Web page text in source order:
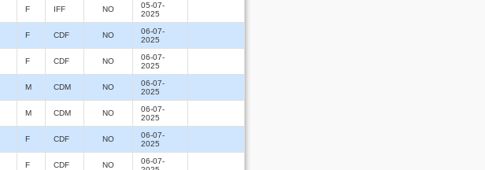
F IFF NO
05-07-
2025
F CDF NO
06-07-
2025
F CDF NO
06-07-
2025
M CDM NO
06-07-
2025
M CDM NO
06-07-
2025
F CDF NO
06-07-
2025
F CDF NO
06-07-